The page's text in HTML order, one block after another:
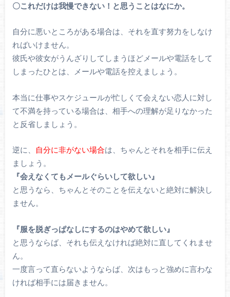
〇これだけは我慢できない！と思うことはなにか。
自分に悪いところがある場合は、それを直す努力をしなけ
ればいけません。
彼氏や彼女がうんざりしてしまうほどメールや電話をして
しまったひとは、メールや電話を控えましょう。
本当に仕事やスケジュールが忙しくて会えない恋人に対し
て不満を持っている場合は、相手への理解が足りなかった
と反省しましょう。
逆に、 自分に非がない場合は、ちゃんとそれを相手に伝え
ましょう。
『会えなくてもメールぐらいして欲しい』
と思うなら、ちゃんとそのことを伝えないと絶対に解決し
ません。
『服を脱ぎっぱなしにするのはやめて欲しい』
と思うならば、それも伝えなければ絶対に直してくれませ
ん。
一度言って直らないようならば、次はもっと強めに言わな
ければ相手には届きません。